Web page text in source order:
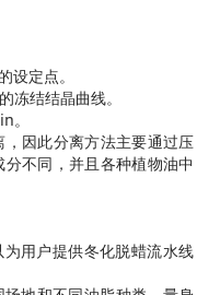
定点。
冻结结晶曲线。
。
因此分离方法主要通过压
不同，并且各种植物油中
用户提供冬化脱蜡流水线